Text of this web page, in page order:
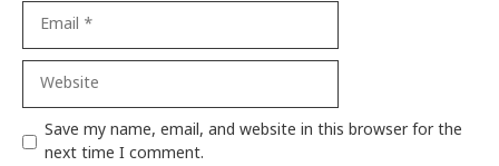
Save my name, email, and website in this browser for the
next time I comment.